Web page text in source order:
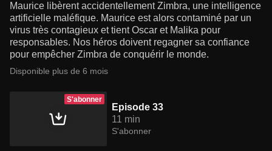
Maurice libèrent accidentellement Zimbra, une intelligence
artificielle maléfique. Maurice est alors contaminé par un
virus très contagieux et tient Oscar et Malika pour
responsables. Nos héros doivent regagner sa confiance
pour empêcher Zimbra de conquérir le monde.
Disponible plus de 6 mois
S'abonner
Episode 33
11 min
S'abonner